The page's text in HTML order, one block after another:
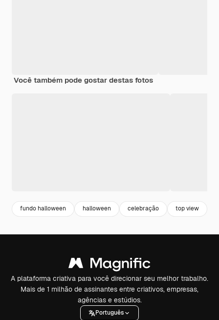
Você também pode gostar destas fotos
fundo halloween halloween celebração top view
A plataforma criativa para você direcionar seu melhor trabalho.
Mais de 1 milhão de assinantes entre criativos, empresas,
agências e estúdios.
Português